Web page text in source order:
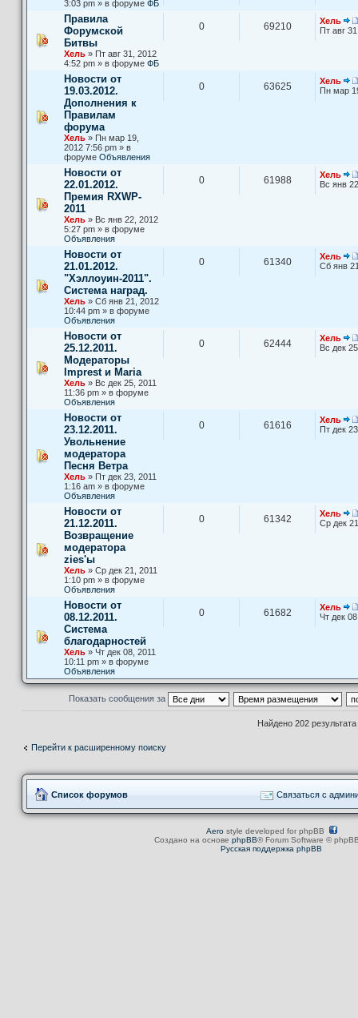
3:03 pm » в форуме ФБ
Правила
Форумской
Битвы
Хель » Пт авг 31, 2012
4:52 pm » в форуме ФБ
0 69210
Хель
Пт авг
Новости от
19.03.2012.
Дополнения к
Правилам
форума
Хель » Пн мар 19,
2012 7:56 pm » в
форуме Объявления
0 63625
Хель
Пн мар
Новости от
22.01.2012.
Премия RXWP-
2011
Хель » Вс янв 22, 2012
5:27 pm » в форуме
Объявления
0 61988
Хель
Вс янв
Новости от
21.01.2012.
"Хэллоуин-2011".
Система наград.
Хель » Сб янв 21, 2012
10:44 pm » в форуме
Объявления
0 61340
Хель
Сб янв
Новости от
25.12.2011.
Модераторы
Imprest и Maria
Хель » Вс дек 25, 2011
11:36 pm » в форуме
Объявления
0 62444
Хель
Вс дек
Новости от
23.12.2011.
Увольнение
модератора
Песня Ветра
Хель » Пт дек 23, 2011
1:16 am » в форуме
Объявления
0 61616
Хель
Пт дек
Новости от
21.12.2011.
Возвращение
модератора
zies'ы
Хель » Ср дек 21, 2011
1:10 pm » в форуме
Объявления
0 61342
Хель
Ср дек
Новости от
08.12.2011.
Система
благодарностей
Хель » Чт дек 08, 2011
10:11 pm » в форуме
Объявления
0 61682
Хель
Чт дек
Показать сообщения за
Найдено 202 результата
Перейти к расширенному поиску
Список форумов Связаться с
Aerostyle developed for phpBB
Создано на основе phpBB® Forum Software ©
Русская поддержка phpBB